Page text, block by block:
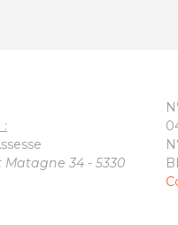
Matagne 34 - 5330